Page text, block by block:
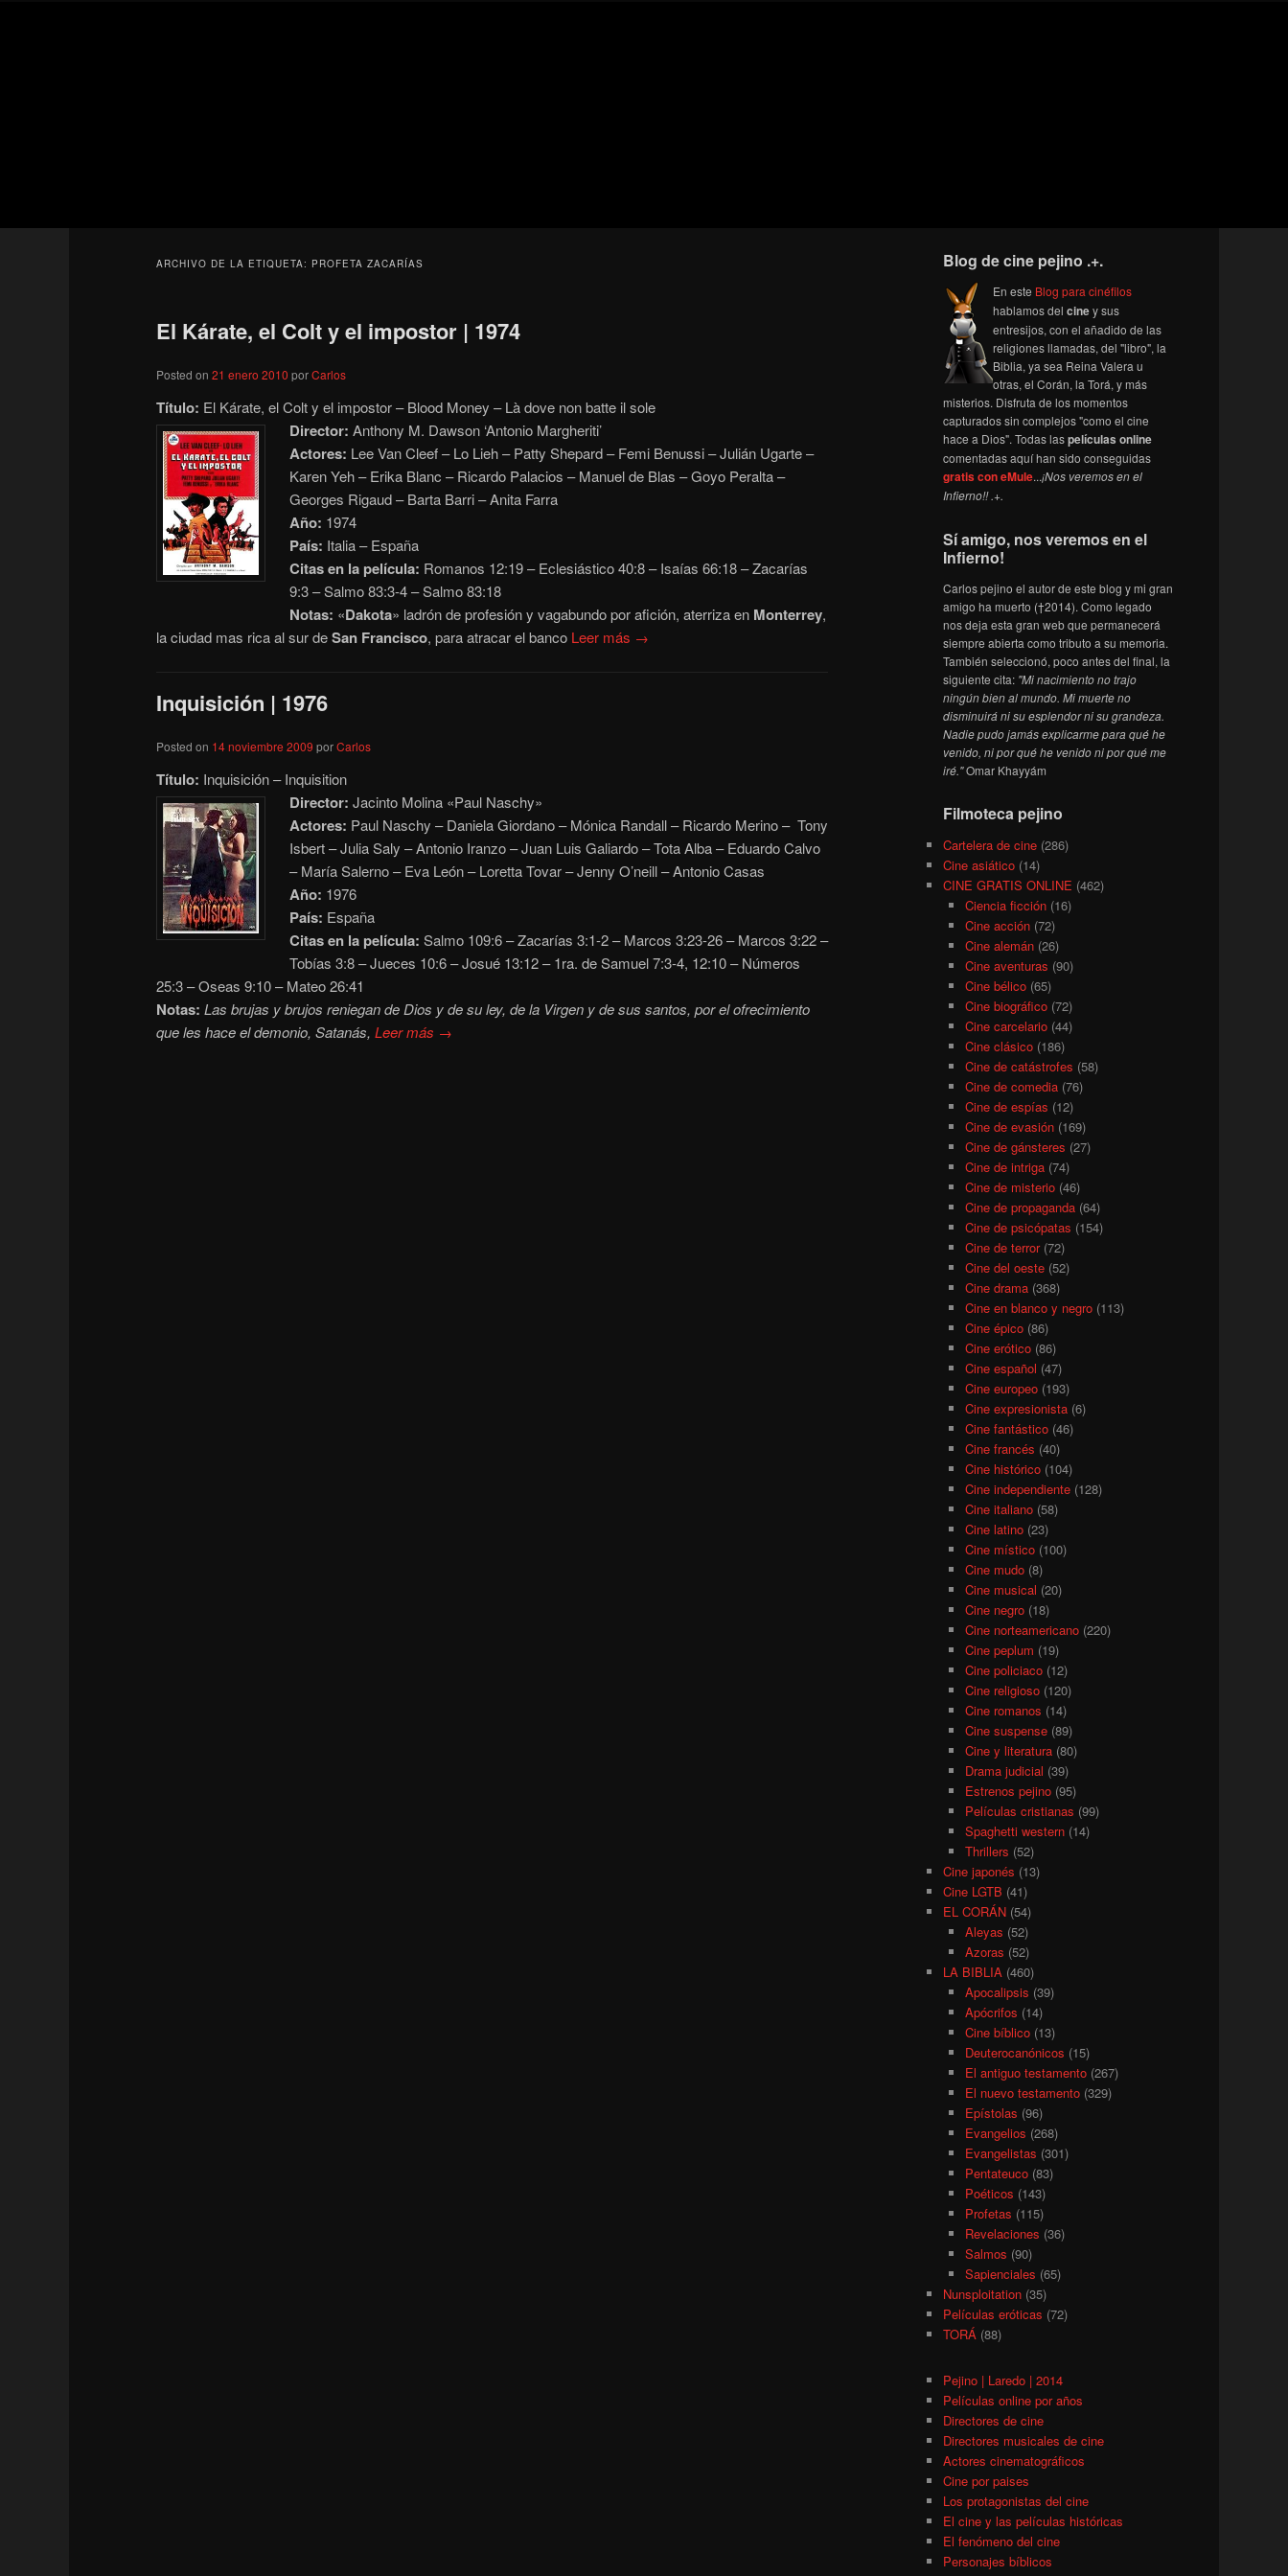
ARCHIVO DE LA ETIQUETA: PROFETA ZACARÍAS
El Kárate, el Colt y el impostor | 1974
Posted on21 enero 2010 porCarlos
Título: El Kárate, el Colt y el impostor – Blood Money – Là dove non batte il sole
Director: Anthony M. Dawson ‘Antonio Margheriti’
Actores: Lee Van Cleef – Lo Lieh – Patty Shepard – Femi Benussi – Julián Ugarte –
Karen Yeh – Erika Blanc – Ricardo Palacios – Manuel de Blas – Goyo Peralta –
Georges Rigaud – Barta Barri – Anita Farra
Año: 1974
País: Italia – España
Citas en la película: Romanos 12:19 – Eclesiástico 40:8 – Isaías 66:18 – Zacarías
9:3 – Salmo 83:3-4 – Salmo 83:18
Notas: «Dakota» ladrón de profesión y vagabundo por afición, aterriza en Monterrey,
la ciudad mas rica al sur deSan Francisco, para atracar el banco Leer más →
Inquisición | 1976
Posted on 14 noviembre 2009 porCarlos
Título: Inquisición – Inquisition
Director: Jacinto Molina «Paul Naschy»
Actores: Paul Naschy – Daniela Giordano – Mónica Randall – Ricardo Merino – Tony
Isbert – Julia Saly – Antonio Iranzo – Juan Luis Galiardo – Tota Alba – Eduardo Calvo
– María Salerno – Eva León – Loretta Tovar – Jenny O’neill – Antonio Casas
Año: 1976
País: España
Citas en la película: Salmo 109:6 – Zacarías 3:1-2 – Marcos 3:23-26 – Marcos 3:22 –
Tobías 3:8 – Jueces 10:6 – Josué 13:12 – 1ra. de Samuel 7:3-4, 12:10 – Números
25:3 – Oseas 9:10 – Mateo 26:41
Notas:Las brujas y brujos reniegan de Dios y de su ley, de la Virgen y de sus santos, por el ofrecimiento
que les hace el demonio, Satanás,Leer más →
Blog de cine pejino .+.
En este Blog para cinéfilos
hablamos del ciney sus
entresijos, con el añadido de las
religiones llamadas, del "libro", la
Biblia, ya sea Reina Valera u
otras, el Corán, la Torá, y más
misterios. Disfruta de los momentos
capturados sin complejos "como el cine
hace a Dios". Todas laspelículas online
comentadas aquí han sido conseguidas
gratis con eMule...¡Nos veremos en el
Infierno!! .+.
Sí amigo, nos veremos en el
Infierno!
Carlos pejino el autor de este blog y mi gran
amigo ha muerto (†2014). Como legado
nos deja esta gran web que permanecerá
siempre abierta como tributo a su memoria.
También seleccionó, poco antes del final, la
siguiente cita: "Mi nacimiento no trajo
ningún bien al mundo. Mi muerte no
disminuirá ni su esplendor ni su grandeza.
Nadie pudo jamás explicarme para qué he
venido, ni por qué he venido ni por qué me
iré."Omar Khayyám
Filmoteca pejino
Cartelera de cine (286)
Cine asiático (14)
CINE GRATIS ONLINE (462)
Ciencia ficción(16)
Cine acción(72)
Cine alemán(26)
Cine aventuras (90)
Cine bélico(65)
Cine biográfico(72)
Cine carcelario(44)
Cine clásico(186)
Cine de catástrofes (58)
Cine de comedia(76)
Cine de espías (12)
Cine de evasión(169)
Cine de gánsteres (27)
Cine de intriga(74)
Cine de misterio(46)
Cine de propaganda(64)
Cine de psicópatas (154)
Cine de terror(72)
Cine del oeste(52)
Cine drama(368)
Cine en blanco y negro(113)
Cine épico(86)
Cine erótico(86)
Cine español (47)
Cine europeo(193)
Cine expresionista(6)
Cine fantástico(46)
Cine francés (40)
Cine histórico(104)
Cine independiente(128)
Cine italiano(58)
Cine latino(23)
Cine místico(100)
Cine mudo(8)
Cine musical (20)
Cine negro(18)
Cine norteamericano(220)
Cine peplum (19)
Cine policiaco(12)
Cine religioso(120)
Cine romanos (14)
Cine suspense(89)
Cine y literatura(80)
Drama judicial (39)
Estrenos pejino(95)
Películas cristianas (99)
Spaghetti western(14)
Thrillers (52)
Cine japonés (13)
Cine LGTB (41)
EL CORÁN (54)
Aleyas (52)
Azoras (52)
LA BIBLIA (460)
Apocalipsis (39)
Apócrifos (14)
Cine bíblico(13)
Deuterocanónicos (15)
El antiguo testamento(267)
El nuevo testamento(329)
Epístolas (96)
Evangelios (268)
Evangelistas (301)
Pentateuco(83)
Poéticos (143)
Profetas (115)
Revelaciones (36)
Salmos (90)
Sapienciales (65)
Nunsploitation (35)
Películas eróticas (72)
TORÁ (88)
Pejino | Laredo | 2014
Películas online por años
Directores de cine
Directores musicales de cine
Actores cinematográficos
Cine por paises
Los protagonistas del cine
El cine y las películas históricas
El fenómeno del cine
Personajes bíblicos